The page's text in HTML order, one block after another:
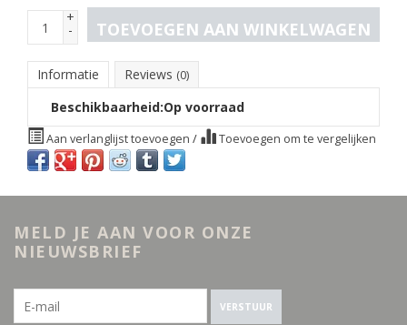
+
- TOEVOEGEN AAN WINKELWAGEN
Informatie Reviews (0)
Beschikbaarheid:Op voorraad
Aan verlanglijst toevoegen / Toevoegen om te vergelijken
MELD JE AAN VOOR ONZE
NIEUWSBRIEF
VERSTUUR